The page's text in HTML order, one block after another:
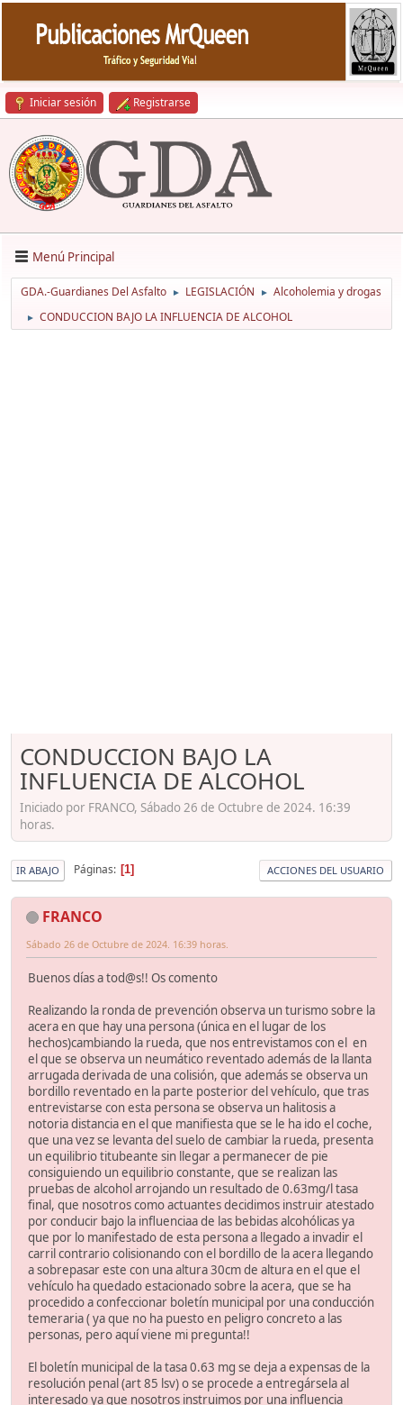
Iniciar sesión Registrarse
Menú Principal
GDA.-Guardianes Del Asfalto ► LEGISLACIÓN ► Alcoholemia y drogas
► CONDUCCION BAJO LA INFLUENCIA DE ALCOHOL
CONDUCCION BAJO LA
INFLUENCIA DE ALCOHOL
Iniciado por FRANCO, Sábado 26 de Octubre de 2024. 16:39
horas.
IR ABAJO Páginas 1 ACCIONES DEL USUARIO
FRANCO
Sábado 26 de Octubre de 2024. 16:39 horas.
Buenos días a tod@s!! Os comento
Realizando la ronda de prevención observa un turismo sobre la
acera en que hay una persona (única en el lugar de los
hechos)cambiando la rueda, que nos entrevistamos con el en
el que se observa un neumático reventado además de la llanta
arrugada derivada de una colisión, que además se observa un
bordillo reventado en la parte posterior del vehículo, que tras
entrevistarse con esta persona se observa un halitosis a
notoria distancia en el que manifiesta que se le ha ido el coche,
que una vez se levanta del suelo de cambiar la rueda, presenta
un equilibrio titubeante sin llegar a permanecer de pie
consiguiendo un equilibrio constante, que se realizan las
pruebas de alcohol arrojando un resultado de 0.63mg/l tasa
final, que nosotros como actuantes decidimos instruir atestado
por conducir bajo la influenciaa de las bebidas alcohólicas ya
que por lo manifestado de esta persona a llegado a invadir el
carril contrario colisionando con el bordillo de la acera llegando
a sobrepasar este con una altura 30cm de altura en el que el
vehículo ha quedado estacionado sobre la acera, que se ha
procedido a confeccionar boletín municipal por una conducción
temeraria ( ya que no ha puesto en peligro concreto a las
personas, pero aquí viene mi pregunta!!
El boletín municipal de la tasa 0.63 mg se deja a expensas de la
resolución penal (art 85 lsv) o se procede a entregársela al
interesado ya que nosotros instruimos por una influencia